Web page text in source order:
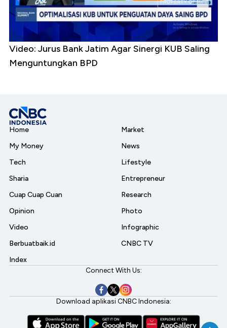
Video: Jurus Bank Jatim Agar Sinergi KUB Saling
Menguntungkan BPD
Home
My Money
Tech
Sharia
Cuap Cuap Cuan
Opinion
Video
Berbuatbaik.id
Index
Market
News
Lifestyle
Entrepreneur
Research
Photo
Infographic
CNBC TV
Connect With Us:
Download aplikasi CNBC Indonesia: